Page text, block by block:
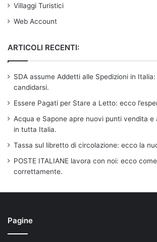
Villaggi Turistici
Web Account
ARTICOLI RECENTI:
SDA assume Addetti alle Spedizioni in
candidarsi.
Essere Pagati per Stare a Letto: ecco
Acqua e Sapone apre nuovi punti vendita e
in tutta Italia.
Tassa sul libretto di circolazione: ecco la
POSTE ITALIANE lavora con noi: ecco
correttamente.
Pagine